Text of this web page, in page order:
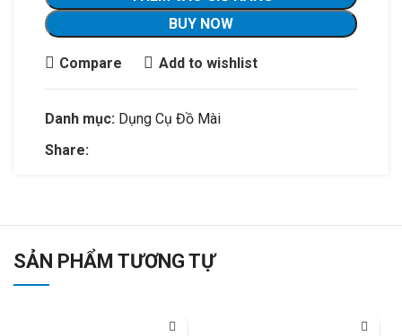
BUY NOW
Compare Add to wishlist
Danh mục: Dụng Cụ Đồ Mài
Share:
SẢN PHẨM TƯƠNG TỰ